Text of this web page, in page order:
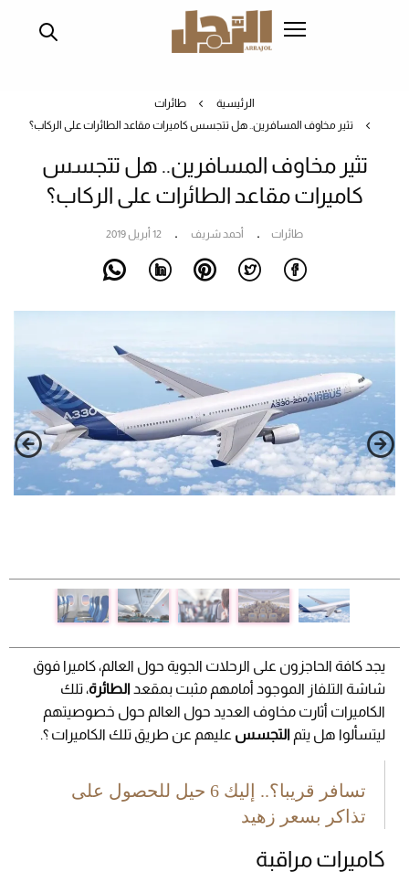
الرئيسية
طائرات
تثير مخاوف المسافرين.. هل تتجسس كاميرات مقاعد الطائرات على الركاب؟
تثير مخاوف المسافرين.. هل تتجسس
كاميرات مقاعد الطائرات على الركاب؟
طائرات أحمد شريف 12 أبريل 2019
يجد كافة الحاجزون على الرحلات الجوية حول العالم، كاميرا فوق
شاشة التلفاز الموجود أمامهم مثبت بمقعد الطائرة، تلك
الكاميرات أثارت مخاوف العديد حول العالم حول خصوصيتهم
ليتسألوا هل يتم التجسس عليهم عن طريق تلك الكاميرات ؟.
تسافر قريبا؟.. إليك 6 حيل للحصول على
تذاكر بسعر زهيد
كاميرات مراقبة